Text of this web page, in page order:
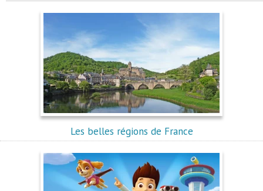
Les belles régions de France